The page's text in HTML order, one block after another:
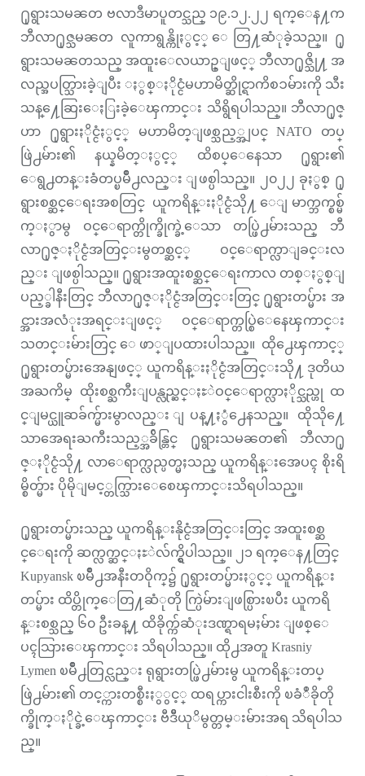
႐ုရွားသမၼတ ဗလာဒီမာပူတင္သည္ ၁၉.၁၂.၂၂ ရက္ေန႔က
ဘီလာ႐ုဇ္သမၼတ လူကာရွန္ကိုႏွင့္ ေတြ႔ဆံုခဲ့သည္။ ႐ု
ရွားသမၼတသည္ အထူးေလယာဥ္ျဖင့္ ဘီလာ႐ုဇ္သို႔ အ
လည္အပတ္သြားခဲ့ျပီး ႏွစ္ႏိုင္ငံမဟာမိတ္ဆိုင္ရာကိစၥမ်ားကို သီး
သန္႔ေဆြးေႏြးခဲ့ေၾကာင္း သိရွိရပါသည္။ ဘီလာ႐ုဇ္
ဟာ ႐ုရွားႏိုင္ငံႏွင့္ မဟာမိတ္ျဖစ္သည့္အျပင္ NATO တပ္
ဖြဲ႕မ်ား၏ နယ္နမိတ္ႏွင့္ ထိစပ္ေနေသာ ႐ုရွား၏
ေရွ႕တန္းခံတပ္ၿမိဳ႕လည္း ျဖစ္ပါသည္။ ၂၀၂၂ ခုႏွစ္ ႐ု
ရွားစစ္ဆင္ေရးအစတြင္ ယူကရိန္းႏိုင္ငံသို႔ ေျမာက္ဘက္စစ္မ်
က္ႏွာမွ ဝင္ေရာက္တိုက္ခိုက္ခဲ့ေသာ တပ္ဖြဲ႕မ်ားသည္ ဘီ
လာ႐ုဇ္ႏိုင္ငံအတြင္းမွတစ္ဆင့္ ဝင္ေရာက္လာျခင္းလ
ည္း ျဖစ္ပါသည္။ ႐ုရွားအထူးစစ္ဆင္ေရးကာလ တစ္ႏွစ္ျ
ပည့္ခါနီးတြင္ ဘီလာ႐ုဇ္ႏိုင္ငံအတြင္းတြင္ ႐ုရွားတပ္မ်ား အ
င္အားအလံုးအရင္းျဖင့္ ဝင္ေရာက္တပ္စြဲေနေၾကာင္း
သတင္းမ်ားတြင္ ေဖာ္ျပထားပါသည္။ ထို႕ေၾကာင့္
႐ုရွားတပ္မ်ားအေနျဖင့္ ယူကရိန္းႏိုင္ငံအတြင္းသို႔ ဒုတိယ
အႀကိမ္ ထိုးစစ္ႀကီးျပန္လည္ဆင္ႏႊဲဝင္ေရာက္လာႏိုင္သည္ဟု ထ
င္ျမင္ယူဆခ်က္မ်ားမွာလည္း ျပန္႔ႏွံ႕ေနသည္။ ထိုသို႔ေ
သာအေရးႀကီးသည့္အခ်ိန္တြင္ ႐ုရွားသမၼတ၏ ဘီလာ႐ု
ဇ္ႏိုင္ငံသို႔ လာေရာက္လည္ပတ္မႈသည္ ယူကရိန္းအေပၚ စိုးရိ
မ္စိတ္မ်ား ပိုမိုျမင့္တက္သြားေစေၾကာင္းသိရပါသည္။
႐ုရွားတပ္မ်ားသည္ ယူကရိန္းနိုင္ငံအတြင္းတြင္ အထူးစစ္ဆ
င္ေရးကို ဆက္လက္ဆင္ႏႊဲလ်က္ရွိပါသည္။ ၂၁ ရက္ေန႔တြင္
Kupyansk ၿမိဳ႕အနီးတဝိုက္၌ ႐ုရွားတပ္မ်ားႏွင့္ ယူကရိန္း
တပ္မ်ား ထိပ္တိုက္ေတြ႔ဆံုတို က္ပြဲမ်ားျဖစ္ပြားၿပီး ယူကရိ
န္းစစ္သည္ ၆၀ ဦးခန္႔ ထိခိုက္က်ဆံုးဒဏ္ရာရမႈမ်ား ျဖစ္ေ
ပၚသြားေၾကာင္း သိရပါသည္။ ထို႕အတူ Krasniy
Lymen ၿမိဳ႕တြင္လည္း ရုရွားတပ္ဖြဲ႕မ်ားမွ ယူကရိန္းတပ္
ဖြဲ႕မ်ား၏ တင့္ကားတစ္စီးႏွွင့္ ထရပ္ကားငါးစီးကို ၿခံဳခိုတို
က္ခိုက္ႏိုင္ခဲ့ေၾကာင္း ဗီဒီိယုိမွတ္တမ္းမ်ားအရ သိရပါသ
ည္။